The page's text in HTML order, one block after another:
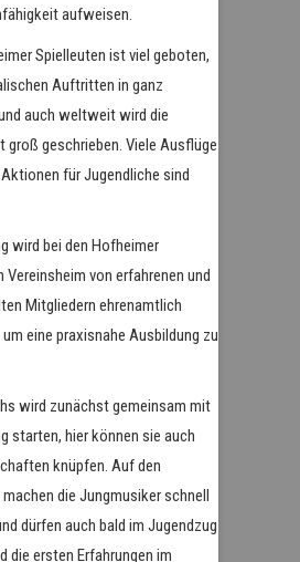
aufweisen.
Spielleuten ist viel geboten,
Auftritten in ganz
auch weltweit wird die
groß geschrieben. Viele Ausflüge
für Jugendliche sind
wird bei den Hofheimer
Vereinsheim von erfahrenen und
Mitgliedern ehrenamtlich
eine praxisnahe Ausbildung zu
wird zunächst gemeinsam mit
starten, hier können sie auch
knüpfen. Auf den
die Jungmusiker schnell
dürfen auch bald im Jugendzug
die ersten Erfahrungen im